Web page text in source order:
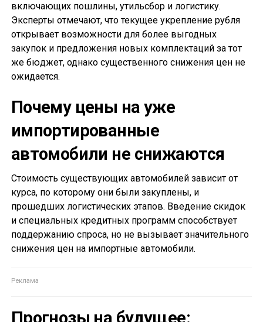
включающих пошлины, утильсбор и логистику.
Эксперты отмечают, что текущее укрепление рубля
открывает возможности для более выгодных
закупок и предложения новых комплектаций за тот
же бюджет, однако существенного снижения цен не
ожидается.
Почему цены на уже
импортированные
автомобили не снижаются
Стоимость существующих автомобилей зависит от
курса, по которому они были закуплены, и
прошедших логистических этапов. Введение скидок
и специальных кредитных программ способствует
поддержанию спроса, но не вызывает значительного
снижения цен на импортные автомобили.